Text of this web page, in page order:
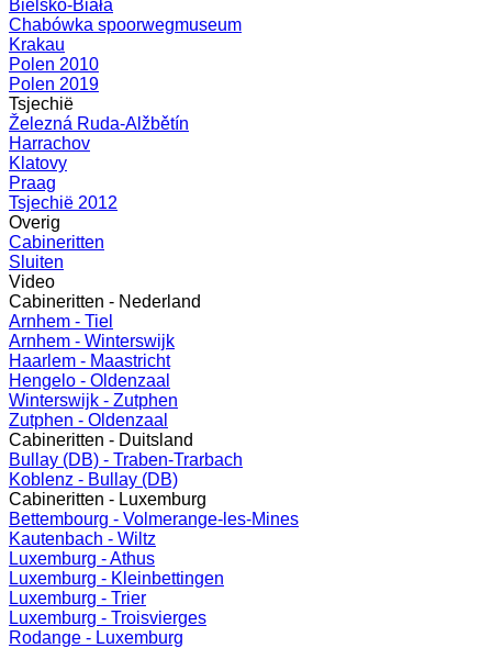
Bielsko-Biała
Chabówka spoorwegmuseum
Krakau
Polen 2010
Polen 2019
Tsjechië
Železná Ruda-Alžbětín
Harrachov
Klatovy
Praag
Tsjechië 2012
Overig
Cabineritten
Sluiten
Video
Cabineritten - Nederland
Arnhem - Tiel
Arnhem - Winterswijk
Haarlem - Maastricht
Hengelo - Oldenzaal
Winterswijk - Zutphen
Zutphen - Oldenzaal
Cabineritten - Duitsland
Bullay (DB) - Traben-Trarbach
Koblenz - Bullay (DB)
Cabineritten - Luxemburg
Bettembourg - Volmerange-les-Mines
Kautenbach - Wiltz
Luxemburg - Athus
Luxemburg - Kleinbettingen
Luxemburg - Trier
Luxemburg - Troisvierges
Rodange - Luxemburg